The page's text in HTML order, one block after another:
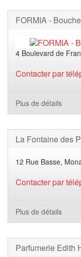
FORMIA -
4 Boulevard de
Contacter par
Plus de détails
La Fontaine des
12 Rue Basse,
Contacter par
Plus de détails
Parfumerie Edith